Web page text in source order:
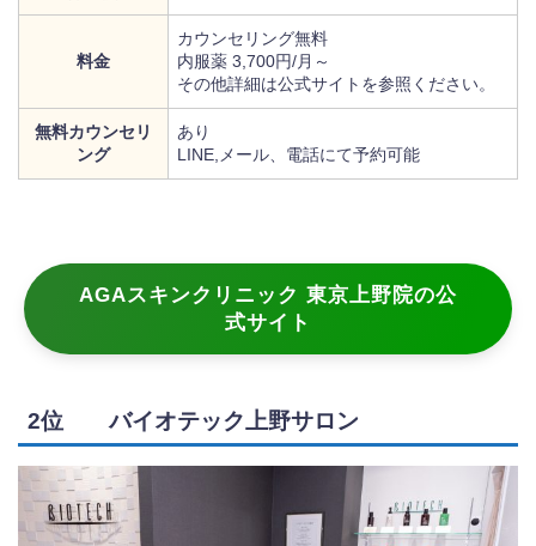
料金
カウンセリング無料
内服薬 3,700円/月～
その他詳細は公式サイトを参照ください。
無料カウンセリ
ング
あり
LINE,メール、電話にて予約可能
AGAスキンクリニック 東京上野院の公
式サイト
2位 バイオテック上野サロン